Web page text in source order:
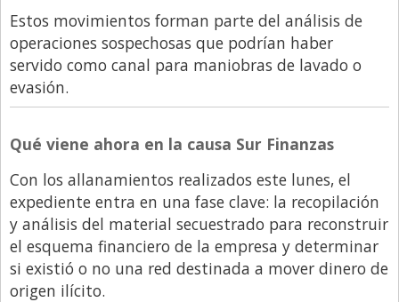
Estos movimientos forman parte del análisis de
operaciones sospechosas que podrían haber
servido como canal para maniobras de lavado o
evasión.
Qué viene ahora en la causa Sur Finanzas
Con los allanamientos realizados este lunes, el
expediente entra en una fase clave: la recopilación
y análisis del material secuestrado para reconstruir
el esquema financiero de la empresa y determinar
si existió o no una red destinada a mover dinero de
origen ilícito.